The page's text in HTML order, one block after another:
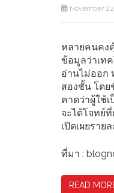
November
หลายคนคง
ข้อมูลว่าเท
อ่านไม่ออก
สองชั้น โดย
คาดว่าผู้ใช้
จะได้โจทย์
เปิดเผยราย
ที่มา :
READ